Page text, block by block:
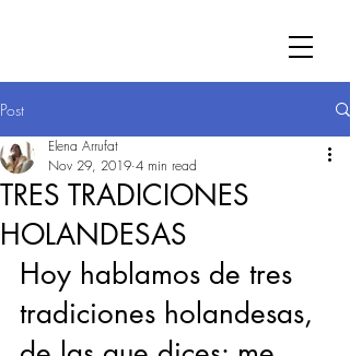
Post
TRES TRADICIONES
HOLANDESAS
Elena Arrufat
Nov 29, 2019 4 min read
Hoy hablamos de tres
tradiciones holandesas,